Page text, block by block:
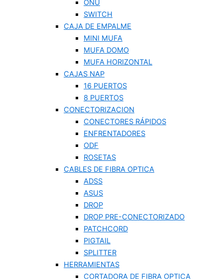
ONU
SWITCH
CAJA DE EMPALME
MINI MUFA
MUFA DOMO
MUFA HORIZONTAL
CAJAS NAP
16 PUERTOS
8 PUERTOS
CONECTORIZACION
CONECTORES RÁPIDOS
ENFRENTADORES
ODF
ROSETAS
CABLES DE FIBRA OPTICA
ADSS
ASUS
DROP
DROP PRE-CONECTORIZADO
PATCHCORD
PIGTAIL
SPLITTER
HERRAMIENTAS
CORTADORA DE FIBRA OPTICA